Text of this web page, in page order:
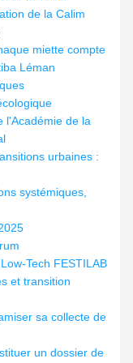
de la Calim
Léman
l'Académie de la
urbaines :
systémiques,
Low-Tech FESTILAB
et transition
sa collecte de
un dossier de